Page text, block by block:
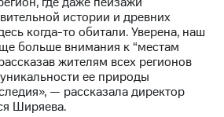
истории и древних
когда-то обитали. Уверена, наш
больше внимания к “местам
жителям всех регионов
ее природы
— рассказала директор
Ширяева.